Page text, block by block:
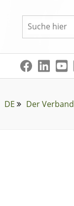
DE Der Verband